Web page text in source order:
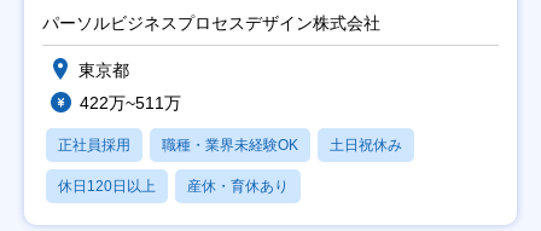
パーソルビジネスプロセスデザイン株式会社
東京都
422万~511万
正社員採用 職種・業界未経験OK 土日祝休み
休日120日以上 産休・育休あり